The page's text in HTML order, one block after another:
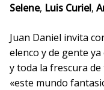
Selene, Luis Curiel,
Juan Daniel invita
elenco y de gente
y toda la frescura
«este mundo